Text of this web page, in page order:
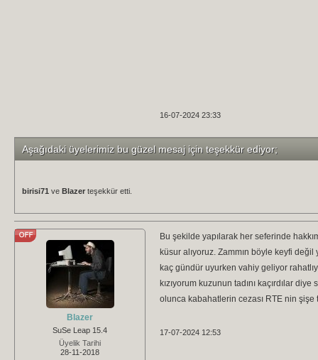
16-07-2024 23:33
Aşağıdaki üyelerimiz bu güzel mesaj için teşekkür ediyor;
birisi71 ve Blazer teşekkür etti.
Blazer
SuSe Leap 15.4
Üyelik Tarihi
28-11-2018
Bu şekilde yapılarak her seferinde
küsur alıyoruz. Zammın böyle keyfi
kaç gündür uyurken vahiy geliyor
kızıyorum kuzunun tadını kaçırdılar
olunca kabahatlerin cezası RTE nin şişe
17-07-2024 12:53